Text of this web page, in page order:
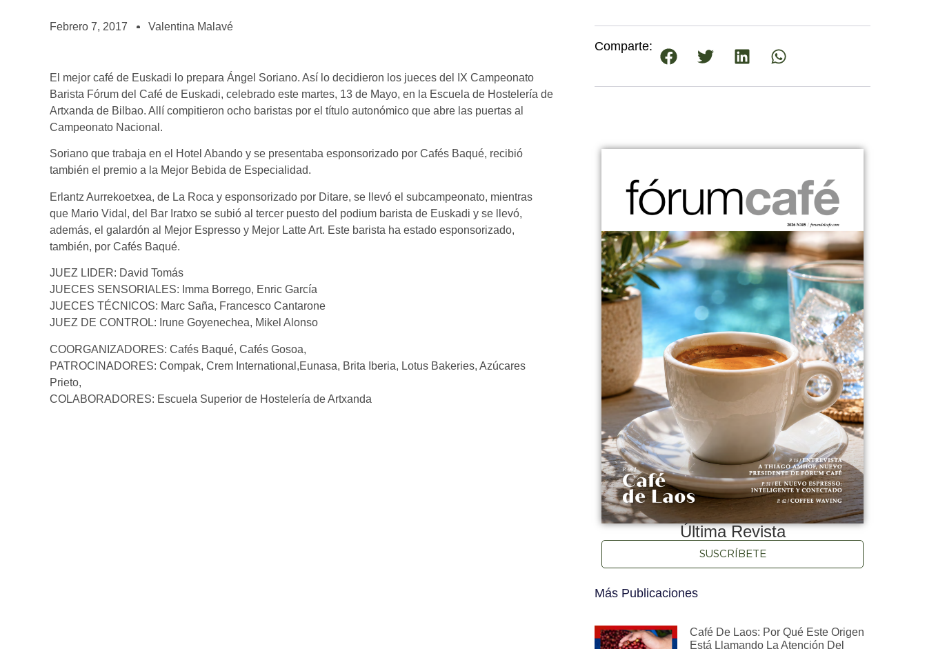
¡te imaginas vivir de tu pasión por el café?
Febrero 7, 2017 Valentina Malavé
El mejor café de Euskadi lo prepara Ángel Soriano. Así lo decidieron los jueces del IX Campeonato
Barista Fórum del Café de Euskadi, celebrado este martes, 13 de Mayo, en la Escuela de Hostelería de
Artxanda de Bilbao. Allí compitieron ocho baristas por el título autonómico que abre las puertas al
Campeonato Nacional.
Soriano que trabaja en el Hotel Abando y se presentaba esponsorizado por Cafés Baqué, recibió
también el premio a la Mejor Bebida de Especialidad.
Erlantz Aurrekoetxea, de La Roca y esponsorizado por Ditare, se llevó el subcampeonato, mientras
que Mario Vidal, del Bar Iratxo se subió al tercer puesto del podium barista de Euskadi y se llevó,
además, el galardón al Mejor Espresso y Mejor Latte Art. Este barista ha estado esponsorizado,
también, por Cafés Baqué.
JUEZ LIDER: David Tomás
JUECES SENSORIALES: Imma Borrego, Enric García
JUECES TÉCNICOS: Marc Saña, Francesco Cantarone
JUEZ DE CONTROL: Irune Goyenechea, Mikel Alonso
COORGANIZADORES: Cafés Baqué, Cafés Gosoa,
PATROCINADORES: Compak, Crem International,Eunasa, Brita Iberia, Lotus Bakeries, Azúcares
Prieto,
COLABORADORES: Escuela Superior de Hostelería de Artxanda
Comparte:
Última Revista
SUSCRÍBETE
Más Publicaciones
Café De Laos: Por Qué Este Origen
Está Llamando La Atención Del